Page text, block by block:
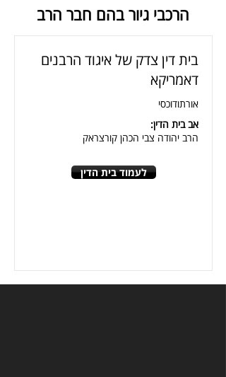
הרכבי גיור בהם חבר הרב
בית דין צדק של איגוד הרבנים
דאמריקא
אורתודוכסי
אב בית הדין:
הרב יהודה צבי הכהן קורצראק
לעמוד בית הדין